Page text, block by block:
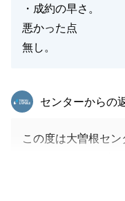
・成約の早さ。
悪かった点
無し。
東急リバブル
センターからの
この度は大曽根セ